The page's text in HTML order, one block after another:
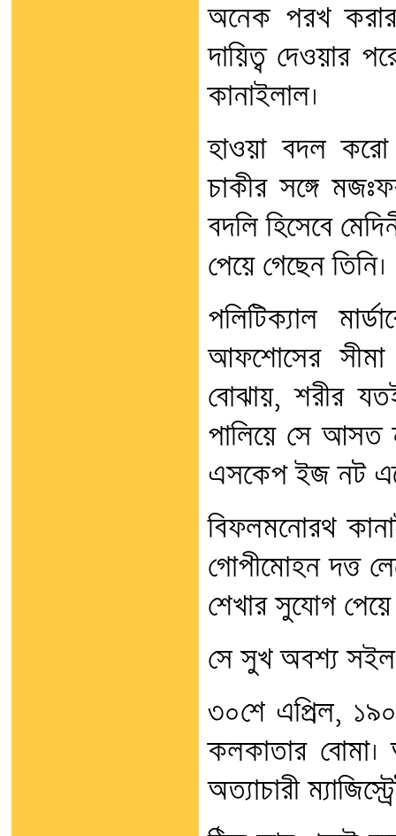
অনেক পরখ
দায়িত্ব দেওয়ার
কানাইলাল।
হাওয়া বদল করো
চাকীর সঙ্গে
বদলি হিসেবে
পেয়ে গেছেন তিনি।
পলিটিক্যাল
আফশোসের সীমা
বোঝায়, শরীর
পালিয়ে সে আসত
এসকেপ ইজ নট
বিফলমনোরথ
গোপীমোহন দত্ত
শেখার সুযোগ
সে সুখ অবশ্য সইল
৩০শে এপ্রিল,
কলকাতার বোমা।
অত্যাচারী